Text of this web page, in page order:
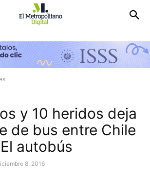
y 10 heridos deja
de bus entre Chile
autobús
8, 2016